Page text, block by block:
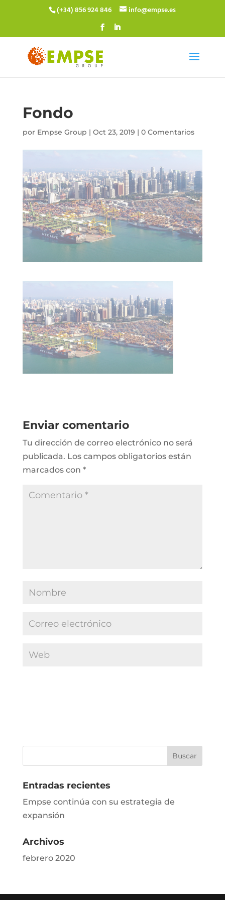
(+34) 856 924 846 info@empse.es
Fondo
por Empse Group | Oct 23, 2019 | 0 Comentarios
Enviar comentario
Tu dirección de correo electrónico no será
publicada. Los campos obligatorios están
marcados con *
Entradas recientes
Empse continúa con su estrategia de
expansión
Archivos
febrero 2020